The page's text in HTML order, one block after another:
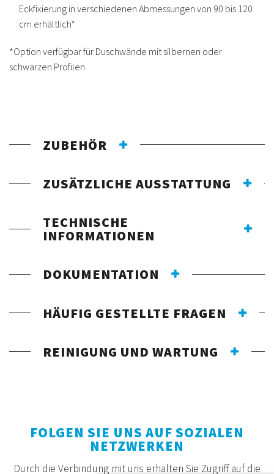
Eckfixierung in verschiedenen Abmessungen von 90 bis 120
cm erhältlich*
*Option verfügbar für Duschwände mit silbernen oder
schwarzen Profilen
ZUBEHÖR
ZUSÄTZLICHE AUSSTATTUNG
TECHNISCHE
INFORMATIONEN
DOKUMENTATION
HÄUFIG GESTELLTE FRAGEN
REINIGUNG UND WARTUNG
FOLGEN SIE UNS AUF SOZIALEN
NETZWERKEN
Durch die Verbindung mit uns erhalten Sie Zugriff auf die